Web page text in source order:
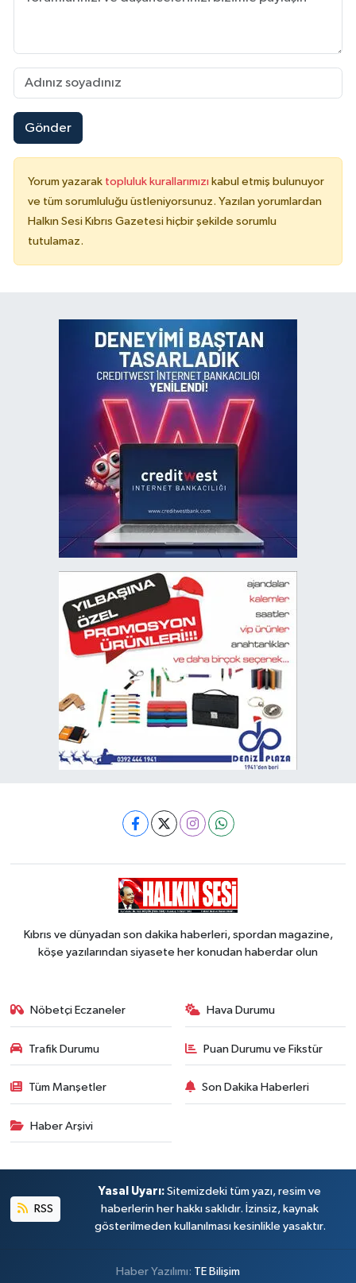
Gönder
Yorum yazarak topluluk kurallarımızı kabul etmiş bulunuyor
ve tüm sorumluluğu üstleniyorsunuz. Yazılan yorumlardan
Halkın Sesi Kıbrıs Gazetesi hiçbir şekilde sorumlu
tutulamaz.
Kıbrıs ve dünyadan son dakika haberleri, spordan magazine,
köşe yazılarından siyasete her konudan haberdar olun
Nöbetçi Eczaneler Hava Durumu
Trafik Durumu Puan Durumu ve Fikstür
Tüm Manşetler Son Dakika Haberleri
Haber Arşivi
RSS
Yasal Uyarı: Sitemizdeki tüm yazı, resim ve
haberlerin her hakkı saklıdır. İzinsiz, kaynak
gösterilmeden kullanılması kesinlikle yasaktır.
Haber Yazılımı: TE Bilişim